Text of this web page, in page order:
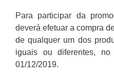
Para participar da
deverá efetuar a compra
de qualquer um dos
iguais ou diferentes,
01/12/2019.